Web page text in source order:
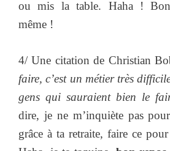
ou mis la table. Haha !
même !
4/ Une citation de Christian
faire, c’est un métier très
gens qui sauraient bien le
dire, je ne m’inquiète pas
grâce à ta retraite, faire ce